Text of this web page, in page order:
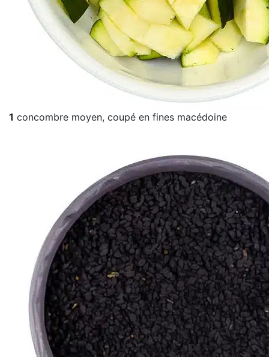
1 concombre moyen, coupé en fines macédoine